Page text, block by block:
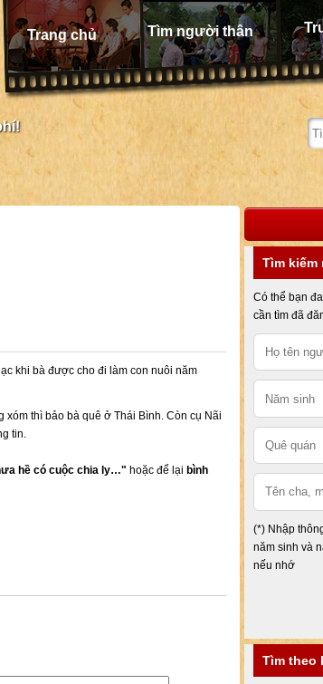
Trang chủ Tìm người thân
khi bà được cho đi làm con nuôi năm
thì bảo bà quê ở Thái Bình. Còn cụ Nãi
tin.
hề có cuộc chia ly…" hoặc để lại bình
Tìm kiếm
Có thể bạn
cần tìm đã
(*) Nhập
năm sinh và
nếu nhớ
Tìm theo